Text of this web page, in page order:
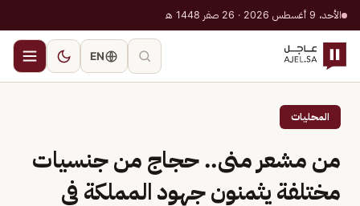
الأحد، 9 أغسطس 2026 · 26 صفر 1448 هـ
EN
المحليات
من مشعر منى.. حجاج من جنسيات
مختلفة يثمنون جهود المملكة في